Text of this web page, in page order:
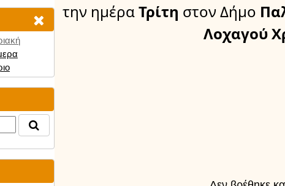
την ημέραΤρίτη στον Δήμο
Λοχαγού